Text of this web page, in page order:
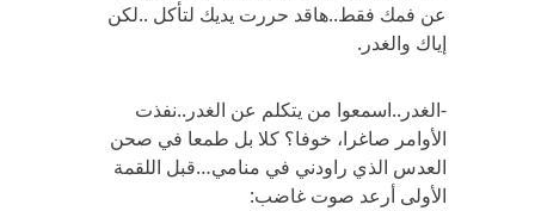
عن فمك فقط..هاقد حررت يديك لتأكل ..لكن
إياك والغدر.
-الغدر..اسمعوا من يتكلم عن الغدر..نفذت
الأوامر صاغرا، خوفا؟ كلا بل طمعا في صحن
العدس الذي راودني في منامي…قبل اللقمة
الأولى أرعد صوت غاضب: